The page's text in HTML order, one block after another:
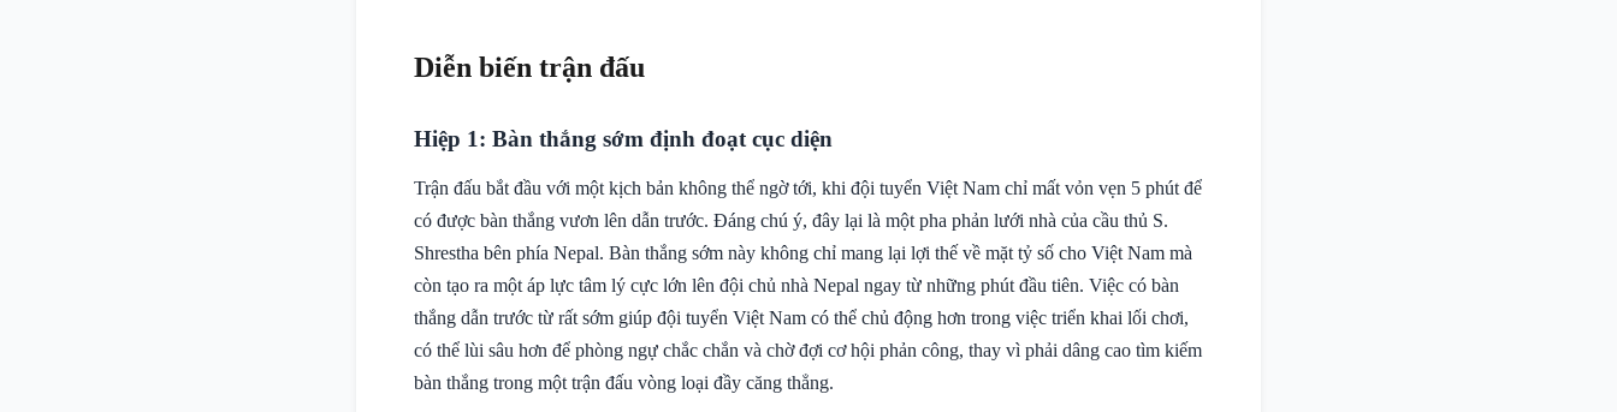
Diễn biến trận đấu
Hiệp 1: Bàn thắng sớm định đoạt cục diện
Trận đấu bắt đầu với một kịch bản không thể ngờ tới, khi đội tuyển Việt Nam chỉ mất vỏn vẹn 5 phút để
có được bàn thắng vươn lên dẫn trước. Đáng chú ý, đây lại là một pha phản lưới nhà của cầu thủ S.
Shrestha bên phía Nepal. Bàn thắng sớm này không chỉ mang lại lợi thế về mặt tỷ số cho Việt Nam mà
còn tạo ra một áp lực tâm lý cực lớn lên đội chủ nhà Nepal ngay từ những phút đầu tiên. Việc có bàn
thắng dẫn trước từ rất sớm giúp đội tuyển Việt Nam có thể chủ động hơn trong việc triển khai lối chơi,
có thể lùi sâu hơn để phòng ngự chắc chắn và chờ đợi cơ hội phản công, thay vì phải dâng cao tìm kiếm
bàn thắng trong một trận đấu vòng loại đầy căng thẳng.